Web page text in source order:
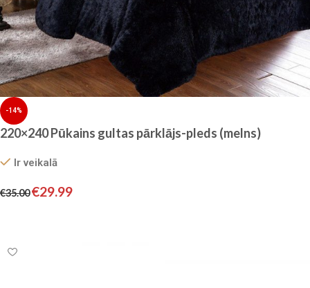
-14%
220×240 Pūkains gultas pārklājs-pleds (melns)
Ir veikalā
€35.00€29.99